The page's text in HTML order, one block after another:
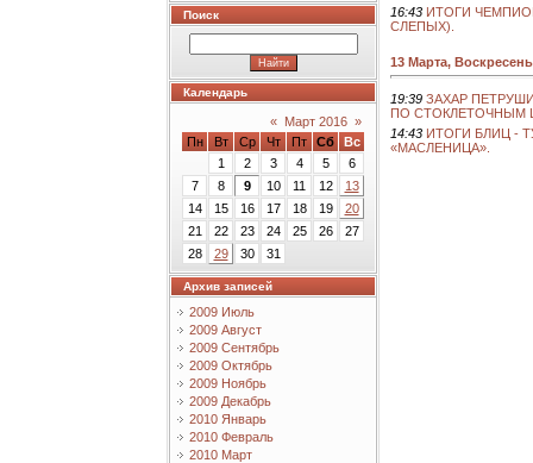
Поиск
Календарь
« Март 2016 »
Пн
Вт Ср Чт Пт Сб
Вс
1
2 3 4 5
6
7
8 9 10 11 12
13
14
15 16 17 18 19
20
21
22 23 24 25 26
27
28
29 30 31
Архив записей
2009 Июль
2009 Август
2009 Сентябрь
2009 Октябрь
2009 Ноябрь
2009 Декабрь
2010 Январь
2010 Февраль
2010 Март
16:43 ИТОГИ
СЛЕПЫХ).
13 Марта,
19:39 ЗАХАР
ПО СТОКЛЕТОЧНЫМ
14:43 ИТОГИ БЛИЦ -
«МАСЛЕНИЦА».